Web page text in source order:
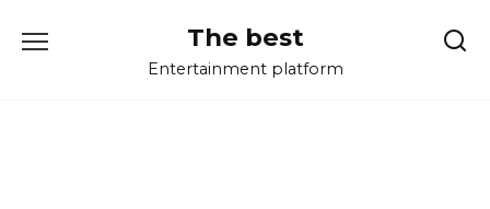
The best
Entertainment platform